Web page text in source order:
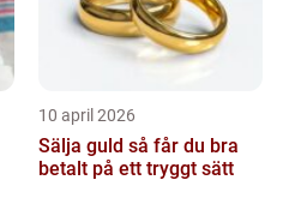
10 april 2026
Sälja guld så får du bra
betalt på ett tryggt sätt